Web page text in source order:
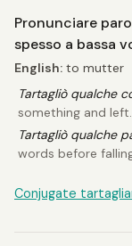
Pronunciare
spesso a bassa
English: to mutter
Tartagliò qualche
something and left.
Tartagliò qualche
words before
Conjugate